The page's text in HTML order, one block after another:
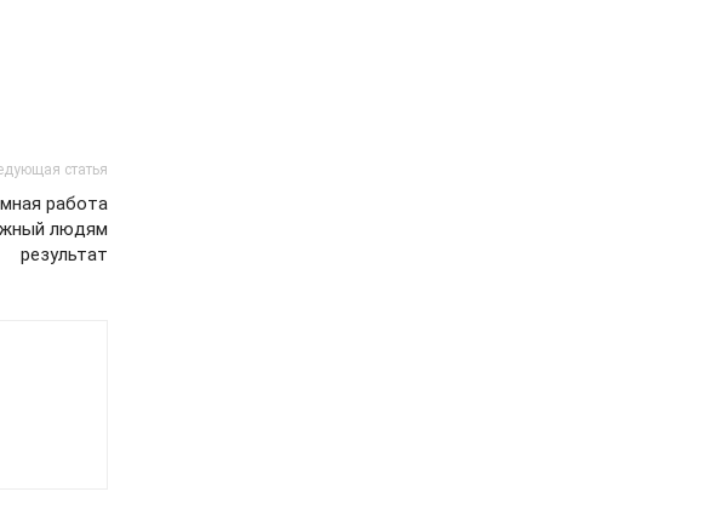
статья
работа
людям
результат